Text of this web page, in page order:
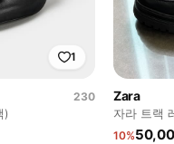
1
230
)
Zara
자라 트랙
10%